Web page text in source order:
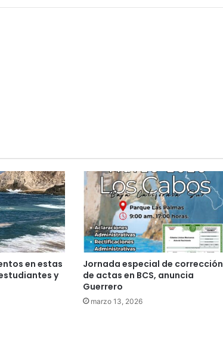
en estas
y
Jornada especial de corrección
de actas en BCS, anuncia
Guerrero
marzo 13, 2026